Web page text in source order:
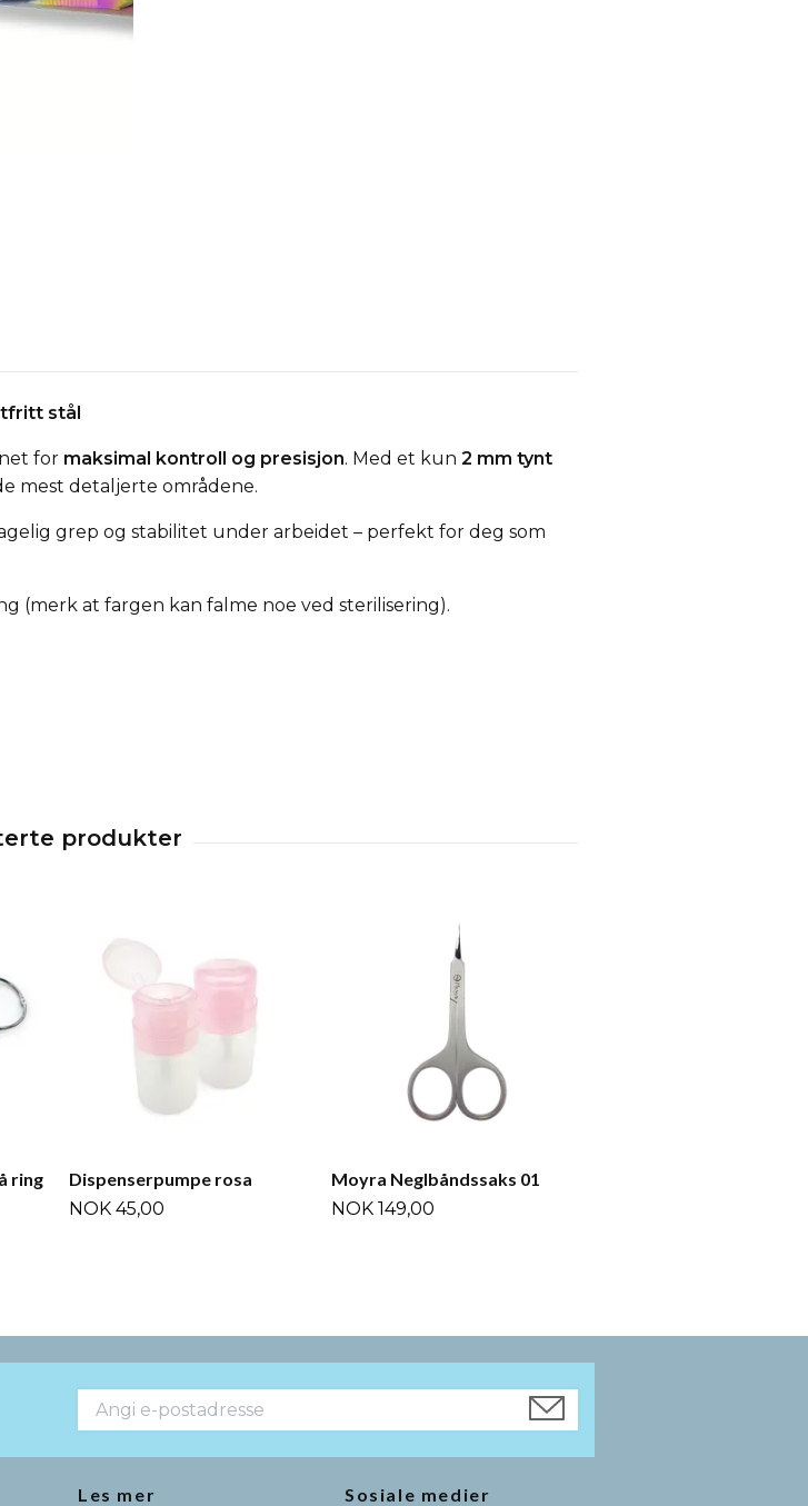
stål
for maksimal kontroll og presisjon. Med et kun 2 mm tynt
mest detaljerte områdene.
grep og stabilitet under arbeidet – perfekt for deg som
(merk at fargen kan falme noe ved sterilisering).
ring
Dispenserpumpe rosa
NOK 45,00
Moyra Neglbåndssaks 01
NOK 149,00
Les mer Sosiale medier